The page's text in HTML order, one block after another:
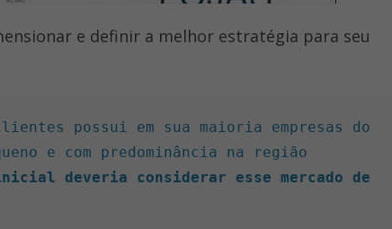
e definir a melhor estratégia para seu
possui em sua maioria empresas do
e com predominância na região
deveria considerar esse mercado de